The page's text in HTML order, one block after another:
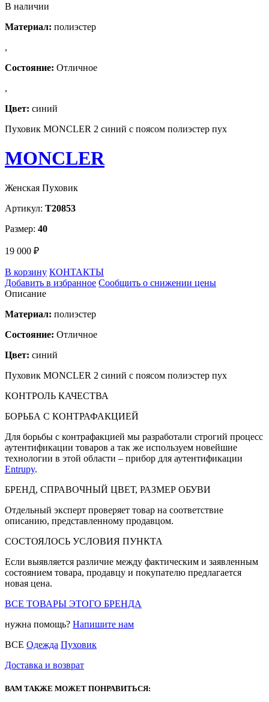
В наличии
Материал: полиэстер
,
Состояние: Отличное
,
Цвет: синий
Пуховик MONCLER 2 синий с поясом полиэстер пух
MONCLER
Женская Пуховик
Артикул: T20853
Размер: 40
19 000 ₽
В корзину КОНТАКТЫ
Добавить в избранное Сообщить о снижении цены
Описание
Материал: полиэстер
Состояние: Отличное
Цвет: синий
Пуховик MONCLER 2 синий с поясом полиэстер пух
КОНТРОЛЬ КАЧЕСТВА
БОРЬБА С КОНТРАФАКЦИЕЙ
Для борьбы с контрафакцией мы разработали строгий процесс
аутентификации товаров а так же используем новейшие
технологии в этой области – прибор для аутентификации
Entrupy.
БРЕНД, СПРАВОЧНЫЙ ЦВЕТ, РАЗМЕР ОБУВИ
Отдельный эксперт проверяет товар на соответствие
описанию, представленному продавцом.
СОСТОЯЛОСЬ УСЛОВИЯ ПУНКТА
Если выявляется различие между фактическим и заявленным
состоянием товара, продавцу и покупателю предлагается
новая цена.
ВСЕ ТОВАРЫ ЭТОГО БРЕНДА
нужна помощь? Напишите нам
ВСЕ Одежда Пуховик
Доставка и возврат
ВАМ ТАКЖЕ МОЖЕТ ПОНРАВИТЬСЯ: